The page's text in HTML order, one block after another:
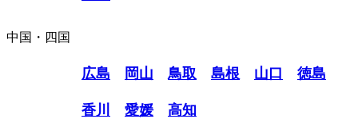
中国・四国
広島 岡山 鳥取 島根 山口 徳島
香川 愛媛 高知